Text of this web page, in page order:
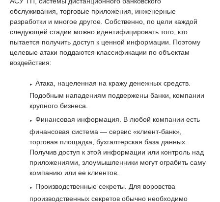
обслуживания, торговые приложения, инженерные
разработки и многое другое. Собственно, по цели каждой
следующей стадии можно идентифицировать того, кто
пытается получить доступ к ценной информации. Поэтому
целевые атаки поддаются классификации по объектам
воздействия:
Атака, нацеленная на кражу денежных средств.
Подобным нападениям подвержены банки, компании
крупного бизнеса.
Финансовая информация. В любой компании есть
финансовая система — сервис «клиент-банк»,
торговая площадка, бухгалтерская база данных.
Получив доступ к этой информации или контроль над
приложениями, злоумышленники могут ограбить саму
компанию или ее клиентов.
Производственные секреты. Для воровства
производственных секретов обычно необходимо